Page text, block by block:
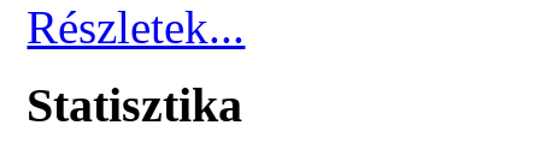
Részletek...
Statisztika